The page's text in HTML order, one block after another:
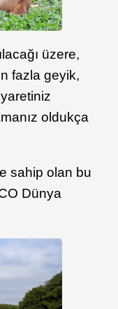
üzere,
fazla geyik,
oldukça
sahip olan bu
Dünya